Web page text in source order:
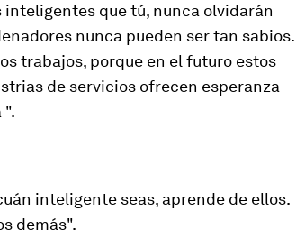
que tú, nunca olvidarán
nunca pueden ser tan sabios.
trabajos, porque en el futuro estos
de servicios ofrecen esperanza -
".
inteligente seas, aprende de ellos.
demás".